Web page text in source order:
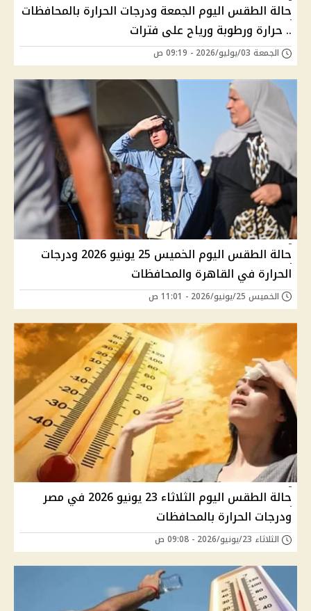
حالة الطقس اليوم الجمعة ودرجات الحرارة بالمحافظات
.. حرارة ورطوبة ورياح على فترات
الجمعة 03/يوليو/2026 - 09:19 ص
حالة الطقس اليوم الخميس 25 يونيو 2026 ودرجات
الحرارة في القاهرة والمحافظات
الخميس 25/يونيو/2026 - 11:01 ص
حالة الطقس اليوم الثلاثاء 23 يونيو 2026 في مصر
ودرجات الحرارة بالمحافظات
الثلاثاء 23/يونيو/2026 - 09:08 ص